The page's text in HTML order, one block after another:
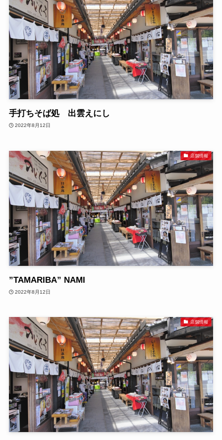
手打ちそば処 出雲えにし
2022年8月12日
店舗情報
”TAMARIBA” NAMI
2022年8月12日
店舗情報